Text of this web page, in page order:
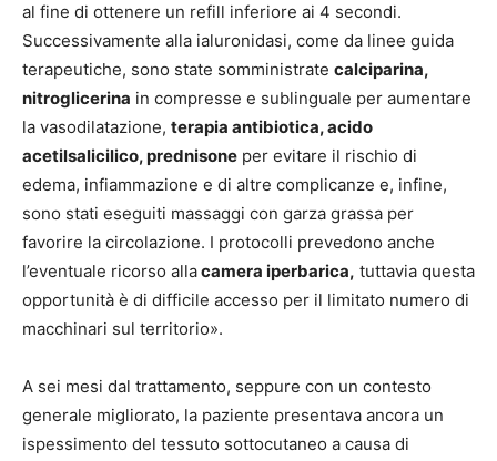
al fine di ottenere un refill inferiore ai 4 secondi.
Successivamente alla ialuronidasi, come da linee guida
terapeutiche, sono state somministrate calciparina,
nitroglicerina in compresse e sublinguale per aumentare
la vasodilatazione, terapia antibiotica, acido
acetilsalicilico, prednisone per evitare il rischio di
edema, infiammazione e di altre complicanze e, infine,
sono stati eseguiti massaggi con garza grassa per
favorire la circolazione. I protocolli prevedono anche
l’eventuale ricorso allacamera iperbarica, tuttavia questa
opportunità è di difficile accesso per il limitato numero di
macchinari sul territorio».
A sei mesi dal trattamento, seppure con un contesto
generale migliorato, la paziente presentava ancora un
ispessimento del tessuto sottocutaneo a causa di